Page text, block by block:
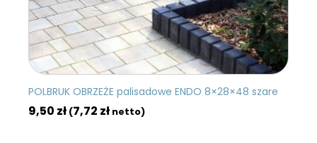
POLBRUK OBRZEŻE palisadowe ENDO 8×28×48 szare
9,50 zł (7,72 zł netto)